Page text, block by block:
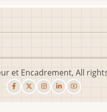
et Encadrement, All